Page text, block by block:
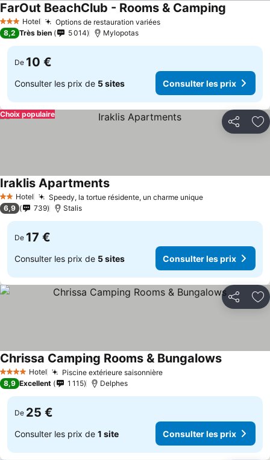
3 ÉtoilesHotel Options de restauration variées
FarOut BeachClub - Rooms & Camping
8,2 Très bien 5 014 Mylopotas
De 10 €
Consulter les prix de 5 sites Consulter les prix
Partager
Choix populaire
2 Étoiles
Hotel Speedy, la tortue résidente, un charme unique
Iraklis Apartments
6,9 739 Stalis
De 17 €
Consulter les prix de 5 sites Consulter les prix
Partager
4 Étoiles Hotel Piscine extérieure saisonnière
Chrissa Camping Rooms & Bungalows
8,9 Excellent 1 115 Delphes
De 25 €
Consulter les prix de 1 site Consulter les prix